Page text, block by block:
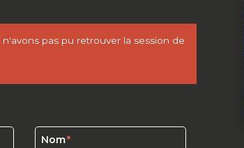
pas pu retrouver la session de
Nom